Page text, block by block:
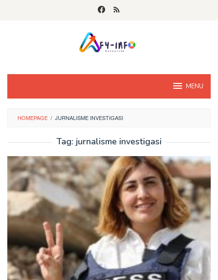
MENU
HOMEPAGE / JURNALISME INVESTIGASI
Tag: jurnalisme investigasi